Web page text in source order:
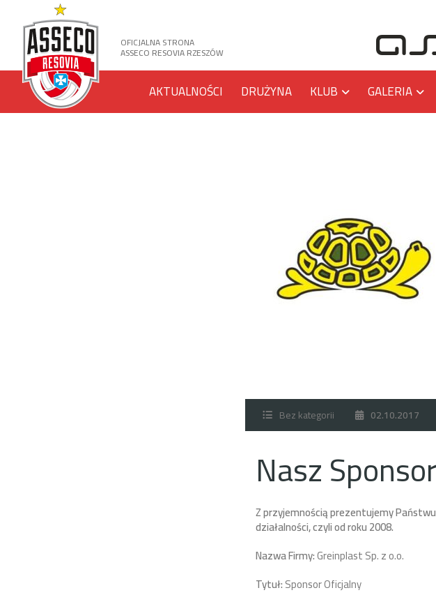
OFICJALNA STRONA
ASSECO RESOVIA RZESZÓW
AKTUALNOŚCI DRUŻYNA KLUB GALERIA
Bez kategorii 02.10.2017
Nasz
Z przyjemnością prezentujemy
działalności, czyli od roku 2008.
Nazwa Firmy:Greinplast Sp. z o.o.
Tytuł:Sponsor Oficjalny